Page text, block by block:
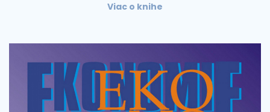
ktorá bola publikovaná v roku 2001 vo vydavateľstve
Viac o knihe